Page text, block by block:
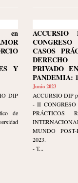
en
Y
DIP
de
CASOS
PRIVADO
PANDEMIA:
Junio 2023
ACCURSIO DIP
- II CONGRESO
PRÁCTICOS
MUNDO
2023.
- T...